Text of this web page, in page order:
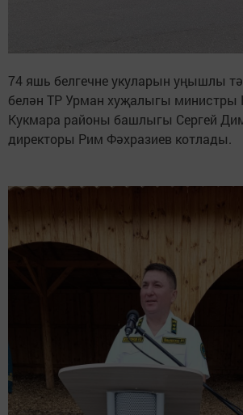
74 яшь белгечне укуларын уңышлы
белән ТР Урман хуҗалыгы министры
Кукмара районы башлыгы Сергей
директоры Рим Фәхразиев котлады.